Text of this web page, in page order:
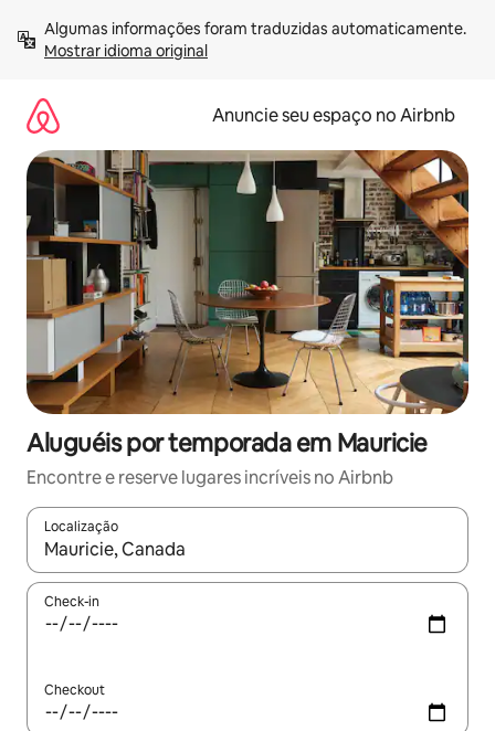
para
Mostrar idioma original
Anuncie seu espaço no Airbnb
Aluguéis por temporada em Mauricie
Encontre e reserve lugares incríveis no Airbnb
Localização
Quando os resultados estiverem disponíveis, explore-os
Check-in
Checkout